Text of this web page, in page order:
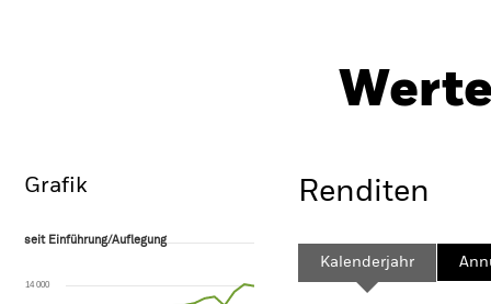
Grafik
seit Einführung/Auflegung
The chart has 1 X axis displaying Time. Range: 2024-11-30 00:00:00 to
The chart has 1 Y axis displaying values. Range: -40 to 80.
seit Einführung/Auflegung
14 000
Renditen
Kalenderjahr